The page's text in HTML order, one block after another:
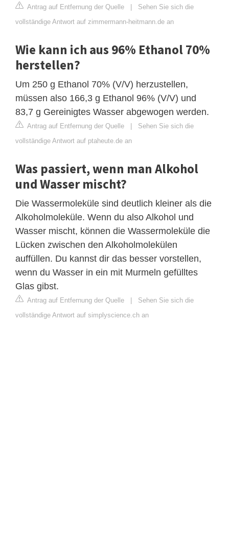
Antrag auf Entfernung der Quelle | Sehen Sie sich die
vollständige Antwort auf zimmermann-heitmann.de an
Wie kann ich aus 96% Ethanol 70%
herstellen?
Um 250 g Ethanol 70% (V/V) herzustellen,
müssen also 166,3 g Ethanol 96% (V/V) und
83,7 g Gereinigtes Wasser abgewogen werden.
Antrag auf Entfernung der Quelle | Sehen Sie sich die
vollständige Antwort auf ptaheute.de an
Was passiert, wenn man Alkohol
und Wasser mischt?
Die Wassermoleküle sind deutlich kleiner als die
Alkoholmoleküle. Wenn du also Alkohol und
Wasser mischt, können die Wassermoleküle die
Lücken zwischen den Alkoholmolekülen
auffüllen. Du kannst dir das besser vorstellen,
wenn du Wasser in ein mit Murmeln gefülltes
Glas gibst.
Antrag auf Entfernung der Quelle | Sehen Sie sich die
vollständige Antwort auf simplyscience.ch an